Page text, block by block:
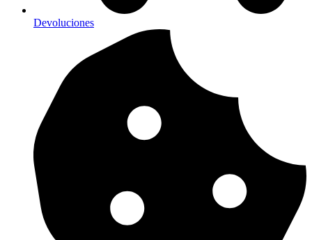
Devoluciones